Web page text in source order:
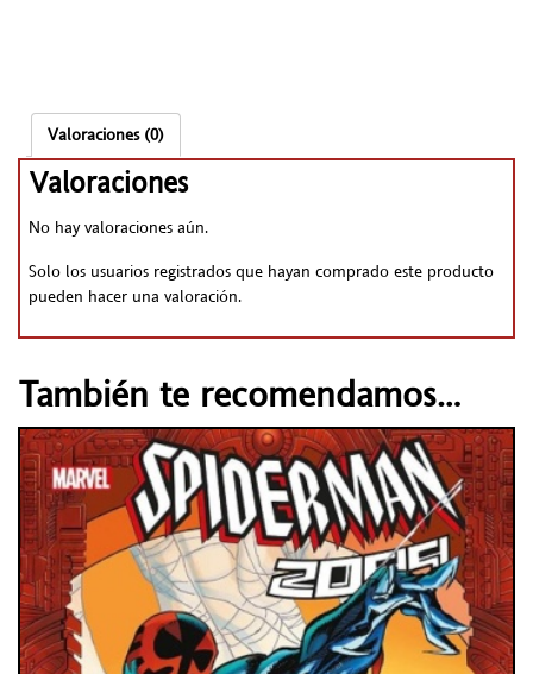
Valoraciones (0)
Valoraciones
No hay valoraciones aún.
Solo los usuarios registrados que hayan comprado este producto
pueden hacer una valoración.
También te recomendamos…